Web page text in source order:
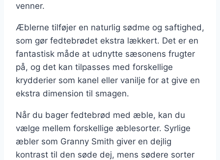
venner.
Æblerne tilføjer en naturlig sødme og saftighed,
som gør fedtebrødet ekstra lækkert. Det er en
fantastisk måde at udnytte sæsonens frugter
på, og det kan tilpasses med forskellige
krydderier som kanel eller vanilje for at give en
ekstra dimension til smagen.
Når du bager fedtebrød med æble, kan du
vælge mellem forskellige æblesorter. Syrlige
æbler som Granny Smith giver en dejlig
kontrast til den søde dej, mens sødere sorter